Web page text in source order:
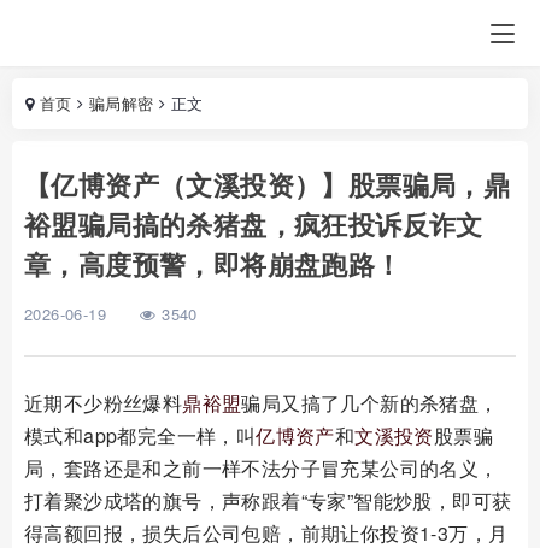
首页 骗局解密 正文
【亿博资产（文溪投资）】股票骗局，鼎
裕盟骗局搞的杀猪盘，疯狂投诉反诈文
章，高度预警，即将崩盘跑路！
2026-06-19 3540
近期不少粉丝爆料鼎裕盟骗局又搞了几个新的杀猪盘，
模式和app都完全一样，叫亿博资产和文溪投资股票骗
局，套路还是和之前一样不法分子冒充某公司的名义，
打着聚沙成塔的旗号，声称跟着“专家”智能炒股，即可获
得高额回报，损失后公司包赔，前期让你投资1-3万，月